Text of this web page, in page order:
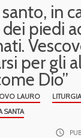
in
piedi
per gli
Dio”
LAURO LITURGIA
SANTA
access_time